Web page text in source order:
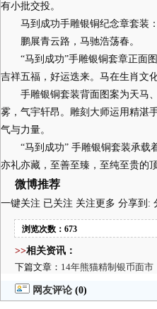
有小批交投。
马到成功手雕银铜纪念章套装：
鹏展青云路，马驰浩荡春。
“马到成功”手雕银铜套章正面图
吉祥五福，好运迭来。马在生肖文
手雕银铜套装背面图案为天马、
雾，气宇轩昂。雕刻大师运用精湛
气与力量。
“马到成功” 手雕银铜套装承载着
亦礼亦藏，至善至臻，至纯至贵的
微博推荐
一键关注 已关注 关注更多 分享到:
浏览次数：673
>>相关资讯：
下篇文章： 14年熊猫精制银币面市
网友评论 (0)